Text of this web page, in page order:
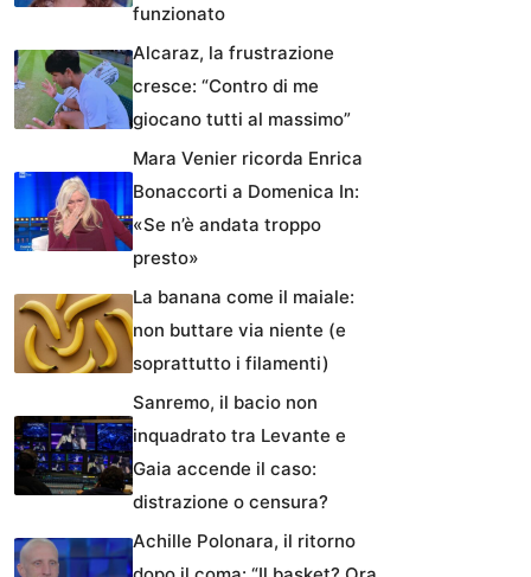
funzionato
Alcaraz, la frustrazione
cresce: “Contro di me
giocano tutti al massimo”
Mara Venier ricorda Enrica
Bonaccorti a Domenica In:
«Se n’è andata troppo
presto»
La banana come il maiale:
non buttare via niente (e
soprattutto i filamenti)
Sanremo, il bacio non
inquadrato tra Levante e
Gaia accende il caso:
distrazione o censura?
Achille Polonara, il ritorno